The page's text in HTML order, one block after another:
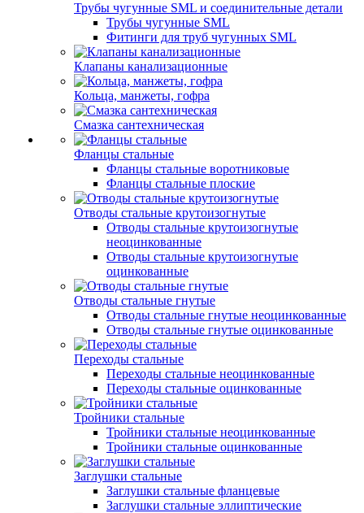
Трубы чугунные SML и соединительные детали
Трубы чугунные SML
Фитинги для труб чугунных SML
Клапаны канализационные
Кольца, манжеты, гофра
Смазка сантехническая
Фланцы стальные
Фланцы стальные воротниковые
Фланцы стальные плоские
Отводы стальные крутоизогнутые
Отводы стальные крутоизогнутые
неоцинкованные
Отводы стальные крутоизогнутые
оцинкованные
Отводы стальные гнутые
Отводы стальные гнутые неоцинкованные
Отводы стальные гнутые оцинкованные
Переходы стальные
Переходы стальные неоцинкованные
Переходы стальные оцинкованные
Тройники стальные
Тройники стальные неоцинкованные
Тройники стальные оцинкованные
Заглушки стальные
Заглушки стальные фланцевые
Заглушки стальные эллиптические